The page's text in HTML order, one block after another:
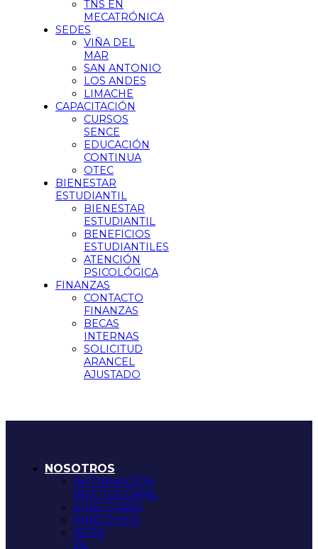
TNS EN
MECATRÓNICA
SEDES
VIÑA DEL
MAR
SAN ANTONIO
LOS ANDES
LIMACHE
CAPACITACIÓN
CURSOS
SENCE
EDUCACIÓN
CONTINUA
OTEC
BIENESTAR
ESTUDIANTIL
BIENESTAR
ESTUDIANTIL
BENEFICIOS
ESTUDIANTILES
ATENCIÓN
PSICOLÓGICA
FINANZAS
CONTACTO
FINANZAS
BECAS
INTERNAS
SOLICITUD
ARANCEL
AJUSTADO
NOSOTROS
INFORMACIÓN
INSTITUCIONAL
DIRECTORIO
DIRECTIVOS
JEFES
DE